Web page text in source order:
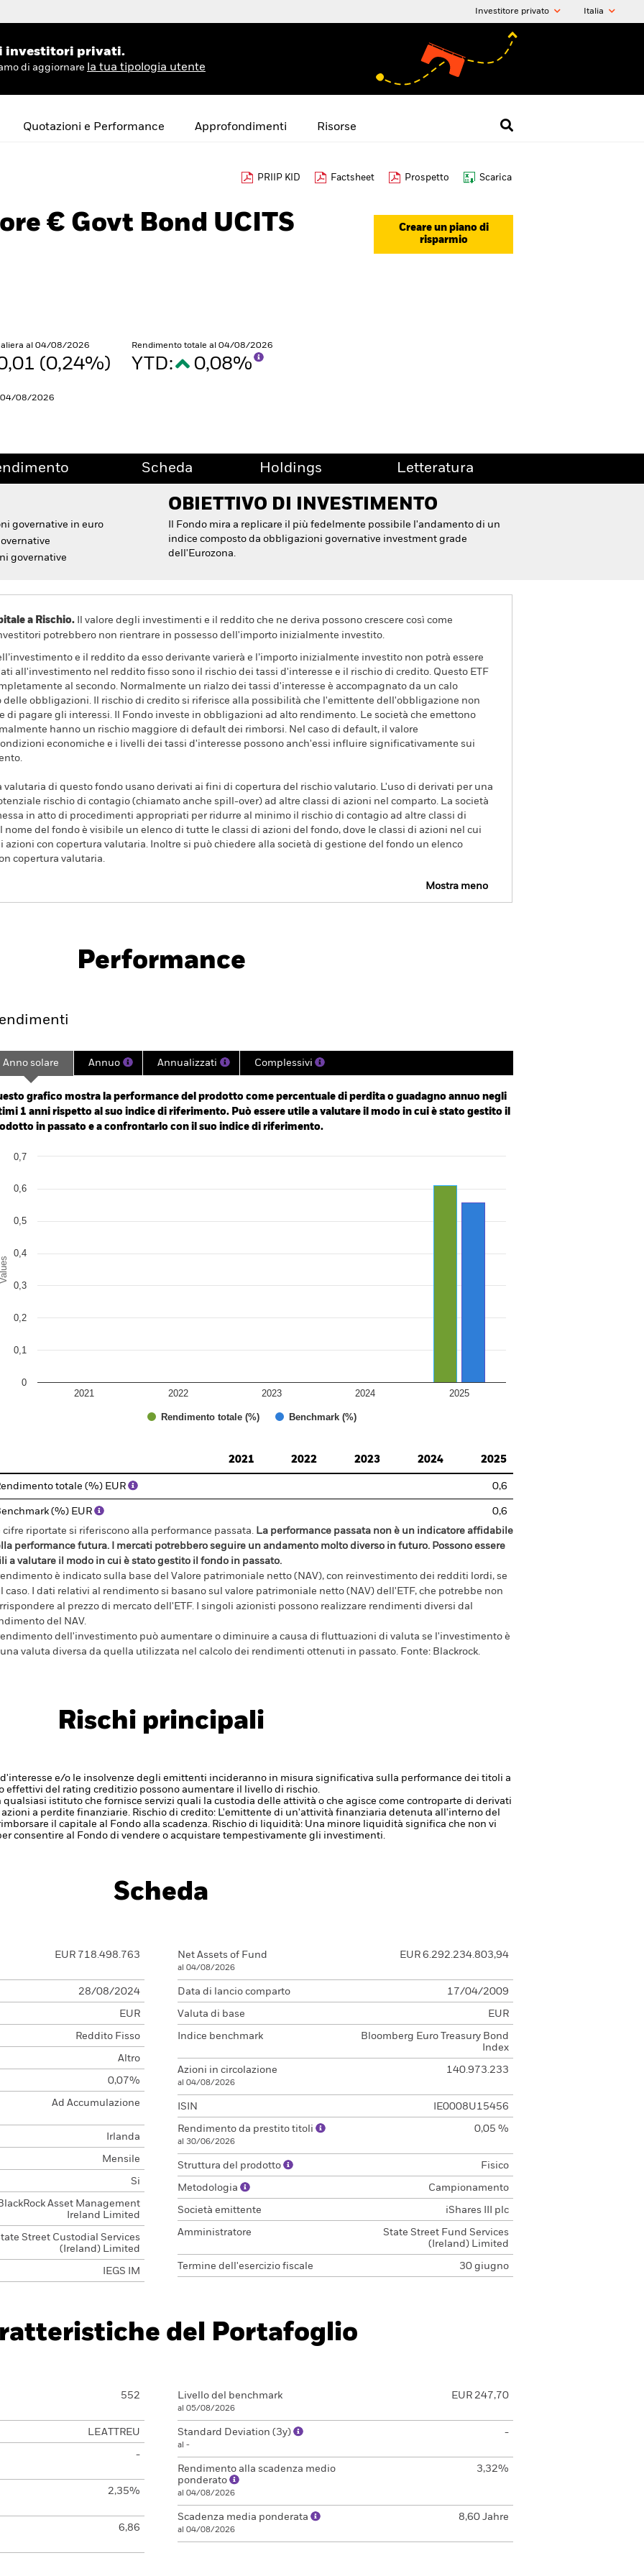
Investitore privato Italia
investitori privati.
di aggiornare la tua tipologia utente
Quotazioni e Performance Approfondimenti Risorse
PRIIP KID Factsheet Prospetto Scarica
€ Govt Bond UCITS
Creare un piano di
risparmio
al 04/08/2026
(0,24%)
Rendimento totale al 04/08/2026
YTD: 0,08%
04/08/2026
Scheda Holdings Letteratura
governative in euro
governative
OBIETTIVO DI INVESTIMENTO
Il Fondo mira a replicare il più fedelmente possibile l'andamento di un
indice composto da obbligazioni governative investment grade
dell'Eurozona.
a Rischio. Il valore degli investimenti e il reddito che ne deriva possono crescere così come
potrebbero non rientrare in possesso dell'importo inizialmente investito.
e il reddito da esso derivante varierà e l’importo inizialmente investito non potrà essere
all'investimento nel reddito fisso sono il rischio dei tassi d'interesse e il rischio di credito. Questo ETF
al secondo. Normalmente un rialzo dei tassi d'interesse è accompagnato da un calo
delle obbligazioni. Il rischio di credito si riferisce alla possibilità che l'emittente dell'obbligazione non
di pagare gli interessi. Il Fondo investe in obbligazioni ad alto rendimento. Le società che emettono
hanno un rischio maggiore di default dei rimborsi. Nel caso di default, il valore
economiche e i livelli dei tassi d'interesse possono anch'essi influire significativamente sui
valutaria di questo fondo usano derivati ai fini di copertura del rischio valutario. L'uso di derivati per una
rischio di contagio (chiamato anche spill-over) ad altre classi di azioni nel comparto. La società
in atto di procedimenti appropriati per ridurre al minimo il rischio di contagio ad altre classi di
nome del fondo è visibile un elenco di tutte le classi di azioni del fondo, dove le classi di azioni nel cui
azioni con copertura valutaria. Inoltre si può chiedere alla società di gestione del fondo un elenco
copertura valutaria.
Mostra meno
Performance
2024-08-26 00:00:00 to 2026-08-04 00:00:00.
-2 to 4.
Anno solare Annuo Annualizzati Complessivi
grafico mostra la performance del prodotto come percentuale di perdita o guadagno annuo negli
1 anni rispetto al suo indice di riferimento. Può essere utile a valutare il modo in cui è stato gestito il
in passato e a confrontarlo con il suo indice di riferimento.
chart with 2 data series.
chart has 1 Y axis displaying Values. Range: 0 to 0.7.
Values
Rendimento totale (%) Benchmark (%)
2021 2022 2023 2024 2025
0
0,1
0,2
0,3
0,4
0,5
0,6
0,7
2021
2022 2023 2024 2025
totale (%) EUR 0,6
(%) EUR
0,6
cifre riportate si riferiscono alla performance passata. La performance passata non è un indicatore affidabile
performance futura. I mercati potrebbero seguire un andamento molto diverso in futuro. Possono essere
a valutare il modo in cui è stato gestito il fondo in passato.
rendimento è indicato sulla base del Valore patrimoniale netto (NAV), con reinvestimento dei redditi lordi, se
caso. I dati relativi al rendimento si basano sul valore patrimoniale netto (NAV) dell'ETF, che potrebbe non
al prezzo di mercato dell'ETF. I singoli azionisti possono realizzare rendimenti diversi dal
del NAV.
rendimento dell'investimento può aumentare o diminuire a causa di fluttuazioni di valuta se l'investimento è
valuta diversa da quella utilizzata nel calcolo dei rendimenti ottenuti in passato. Fonte: Blackrock.
Rischi principali
d'interesse e/o le insolvenze degli emittenti incideranno in misura significativa sulla performance dei titoli a
effettivi del rating creditizio possono aumentare il livello di rischio.
qualsiasi istituto che fornisce servizi quali la custodia delle attività o che agisce come controparte di derivati
a perdite finanziarie. Rischio di credito: L'emittente di un'attività finanziaria detenuta all'interno del
il capitale al Fondo alla scadenza. Rischio di liquidità: Una minore liquidità significa che non vi
consentire al Fondo di vendere o acquistare tempestivamente gli investimenti.
Scheda
EUR 718.498.763
28/08/2024
EUR
Reddito Fisso
Altro
0,07%
Ad Accumulazione
Irlanda
Mensile
Si
Asset Management
Ireland Limited
Street Custodial Services
(Ireland) Limited
IEGS IM
Net Assets of Fund
al 04/08/2026
EUR 6.292.234.803,94
Data di lancio comparto 17/04/2009
Valuta di base EUR
Indice benchmark
Bloomberg Euro Treasury Bond
Index
Azioni in circolazione
al 04/08/2026
140.973.233
ISIN IE0008U15456
Rendimento da prestito titoli
al 30/06/2026
0,05 %
Struttura del prodotto Fisico
Metodologia Campionamento
Società emittente iShares III plc
Amministratore
State Street Fund Services
(Ireland) Limited
Termine dell'esercizio fiscale 30 giugno
del Portafoglio
552
LEATTREU
-
2,35%
6,86
Livello del benchmark
al 05/08/2026
EUR 247,70
Standard Deviation (3y)
al -
-
Rendimento alla scadenza medio
ponderato
al 04/08/2026
3,32%
Scadenza media ponderata
al 04/08/2026
8,60 Jahre